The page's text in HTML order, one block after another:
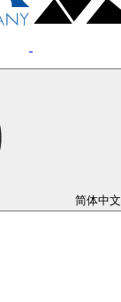
简体中文